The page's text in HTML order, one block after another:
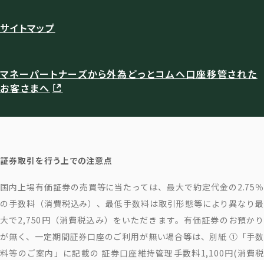
サイトマップ
マネーパートナーズから外為どっとコムへ口座移管された
お客さまへ
証券取引を行う上での注意点
国内上場有価証券の売買等に当たっては、最大で約定代金の2.75％
の手数料（消費税込み）、最低手数料は取引形態等により異なり最
大で2,750円（消費税込み）をいただきます。有価証券のお預かり
が無く、一定期間証券口座のご利用が無い場合等は、別紙 ①「手数
料等のご案内」に記載の 証券口座維持管理手数料1,100円(消費税